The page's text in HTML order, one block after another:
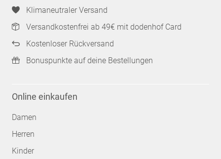
Klimaneutraler Versand
Versandkostenfrei ab 49€ mit dodenhof Card
Kostenloser Rückversand
Bonuspunkte auf deine Bestellungen
Online einkaufen
Damen
Herren
Kinder